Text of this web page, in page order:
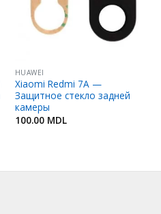
HUAWEI
Xiaomi Redmi 7A —
Защитное стекло задней
камеры
100.00 MDL